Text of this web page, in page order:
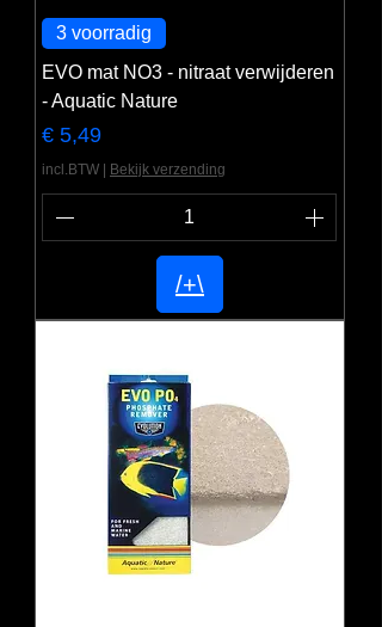
3 voorradig
EVO mat NO3 - nitraat verwijderen
- Aquatic Nature
Prijs
€ 5,49
incl.BTW Bekijk verzending
/+\